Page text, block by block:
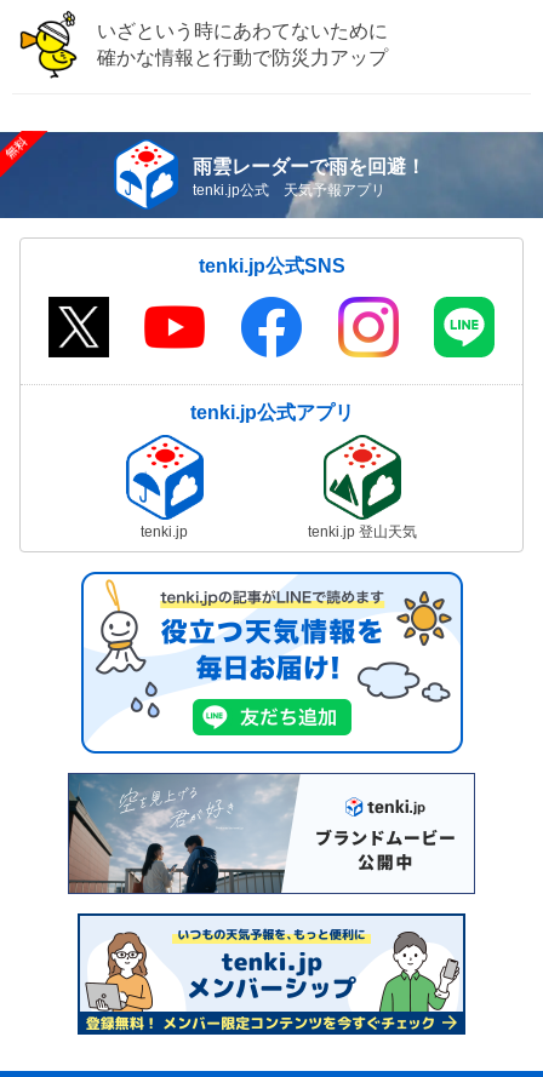
いざという時にあわてないために
確かな情報と行動で防災力アップ
雨雲レーダーで雨を回避！
tenki.jp公式 天気予報アプリ
tenki.jp公式SNS
tenki.jp公式アプリ
tenki.jp tenki.jp 登山天気